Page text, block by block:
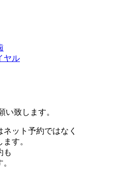
ヤル
い致します。
ット予約ではなく
す。
も